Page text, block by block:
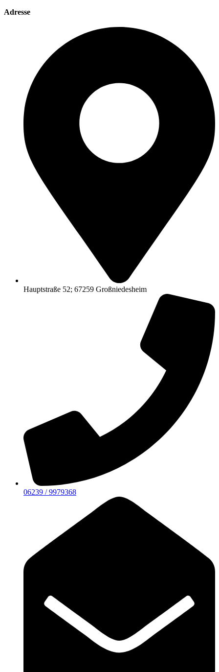
Adresse
Hauptstraße 52; 67259 Großniedesheim
06239 / 9979368